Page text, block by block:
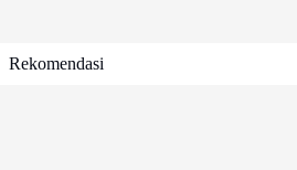
Rekomendasi